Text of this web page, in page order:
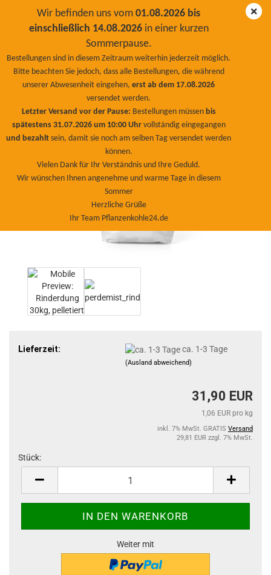
Wir befinden uns vom 01.08.2026 bis
einschließlich 14.08.2026in einer kurzen
Sommerpause.
Bestellungen sind in diesem Zeitraum weiterhin jederzeit möglich.
Bitte beachten Sie jedoch, dass alle Bestellungen, die während
unserer Abwesenheit eingehen, erst ab dem 17.08.2026
versendet werden.
Letzter Versand vor der Pause: Bestellungen müssen bis
spätestens 31.07.2026 um 10:00 Uhrvollständig eingegangen
und bezahlt sein, damit sie noch am selben Tag versendet werden
können.
Vielen Dank für Ihr Verständnis und Ihre Geduld.
Wir wünschen Ihnen angenehme und warme Tage in diesem
Sommer
Herzliche Grüße
Ihr Team Pflanzenkohle24.de
Rinderdung 30kg, pelletiert, Biodünger, 100%
organischer Langzeitdünger
BioNaturPlus
Lieferzeit: ca. 1-3 Tage
(Ausland abweichend)
31,90 EUR
1,06 EUR pro kg
inkl. 7% MwSt. GRATIS Versand
29,81 EUR zzgl. 7% MwSt.
Stück:
Weiter mit